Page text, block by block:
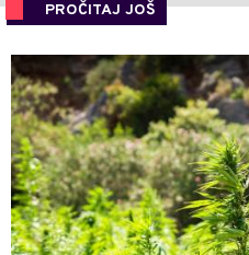
PROČITAJ JOŠ